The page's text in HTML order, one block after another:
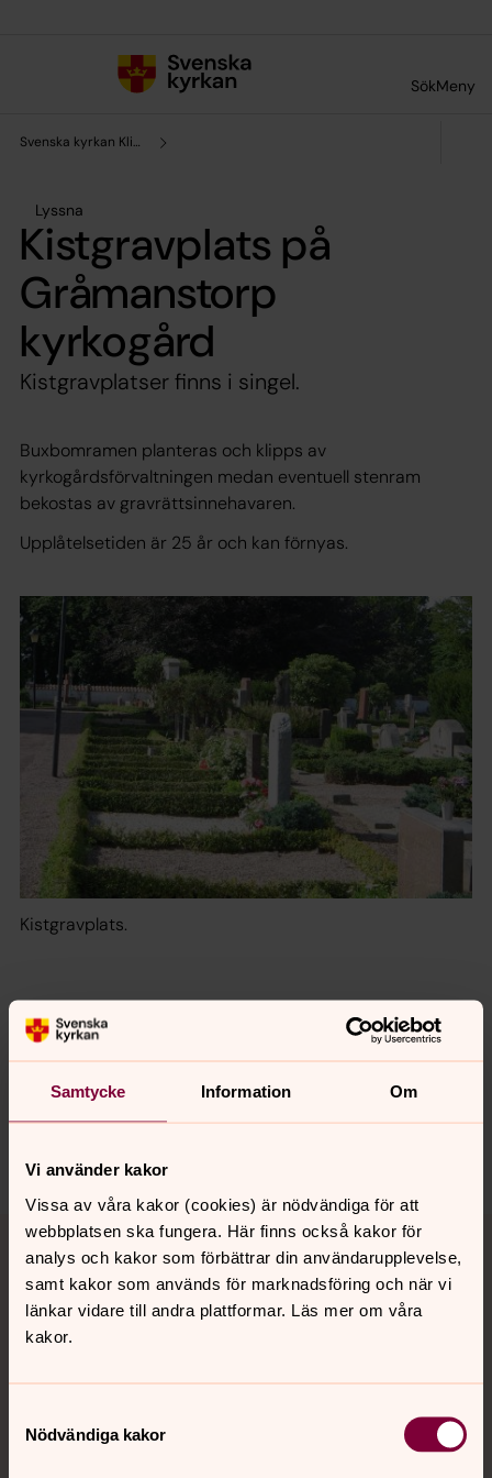
Samtycke Information Om
Vi använder kakor
Vissa av våra kakor (cookies) är nödvändiga för att
webbplatsen ska fungera. Här finns också kakor för
analys och kakor som förbättrar din användarupplevelse,
samt kakor som används för marknadsföring och när vi
länkar vidare till andra plattformar. Läs mer om våra
kakor.
Nödvändiga kakor
SökMeny
Svenska kyrkan Klippans pastorat
Lyssna
Kistgravplats på
Gråmanstorp
kyrkogård
Kistgravplatser finns i singel.
Buxbomramen planteras och klipps av
kyrkogårdsförvaltningen medan eventuell stenram
bekostas av gravrättsinnehavaren.
Upplåtelsetiden är 25 år och kan förnyas.
Kistgravplats.
Senast ändrad 1 augusti 2023
Synpunkter eller frågor på sidans
innehåll?
klippans.pastorat@svenskakyrkan.se
Tillbaka till toppen
Tillbaka till innehållet
Kontakt